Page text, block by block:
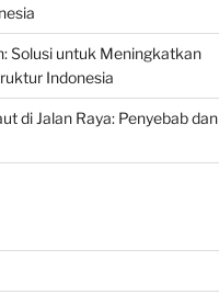
Solusi untuk Meningkatkan
Indonesia
di Jalan Raya: Penyebab dan